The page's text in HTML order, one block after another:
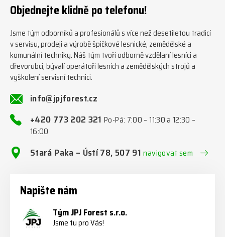
#firewoodproduction
#firewood #deitmer
Objednejte klidně po telefonu!
Jsme tým odborníků a profesionálů s více než desetiletou tradicí
v servisu, prodeji a výrobě špičkové lesnické, zemědělské a
komunální techniky. Náš tým tvoří odborně vzdělaní lesníci a
dřevorubci, bývalí operátoři lesních a zemědělských strojů a
vyškolení servisní technici.
info@jpjforest.cz
+420 773 202 321Po-Pá: 7:00 – 11:30 a 12:30 –
16:00
Stará Paka – Ústí 78, 507 91navigovat sem
Napište nám
Tým JPJ Forest s.r.o.
Jsme tu pro Vás!